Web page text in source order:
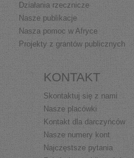
Działania rzecznicze
Nasze publikacje
Nasza pomoc w Afryce
Projekty z grantów publicznych
KONTAKT
Skontaktuj się z nami
Nasze placówki
Kontakt dla darczyńców
Nasze numery kont
Najczęstsze pytania